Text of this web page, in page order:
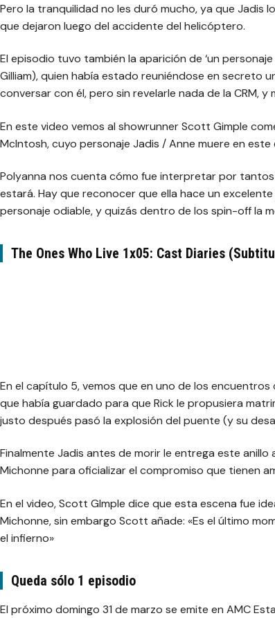
Pero la tranquilidad no les duró mucho, ya que Jadis
que dejaron luego del accidente del helicóptero.
El episodio tuvo también la aparición de ‘un
Gilliam), quien había estado reuniéndose en secreto
conversar con él, pero sin revelarle nada de la CRM,
En este video vemos al showrunner Scott Gimple
McIntosh, cuyo personaje Jadis / Anne muere en este
Polyanna nos cuenta cómo fue interpretar por
estará. Hay que reconocer que ella hace un
personaje odiable, y quizás dentro de los spin-off la
The Ones Who Live 1x05: Cast Diaries
En el capítulo 5, vemos que en uno de los
que había guardado para que Rick le propusiera
justo después pasó la explosión del puente (y su
Finalmente Jadis antes de morir le entrega este anillo
Michonne para oficializar el compromiso que tienen
En el video, Scott GImple dice que esta escena fue
Michonne, sin embargo Scott añade: «Es el último
el infierno»
Queda sólo 1 episodio
El próximo domingo 31 de marzo se emite en AMC